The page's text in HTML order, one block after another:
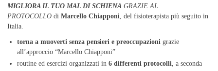
MIGLIORA IL TUO MAL DI SCHIENA GRAZIE AL
PROTOCOLLO di Marcello Chiapponi , del fisioterapista più seguito in
Italia.
torna a muoverti senza pensieri e preoccupazioni grazie
all’approccio “Marcello Chiapponi”
routine ed esercizi organizzati in 6 differenti protocolli, a seconda